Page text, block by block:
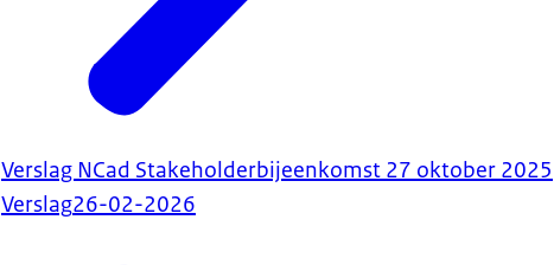
Verslag NCad Stakeholderbijeenkomst 27 oktober 2025
Verslag26-02-2026